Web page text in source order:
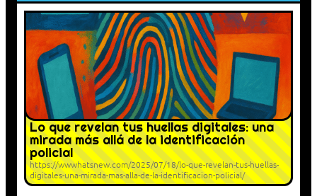
Lo que revelan tus huellas digitales: una
mirada más allá de la identificación
policial
https://wwwhatsnew.com/2025/07/18/lo-que-revelan-tus-huellas-
digitales-una-mirada-mas-alla-de-la-identificacion-policial/